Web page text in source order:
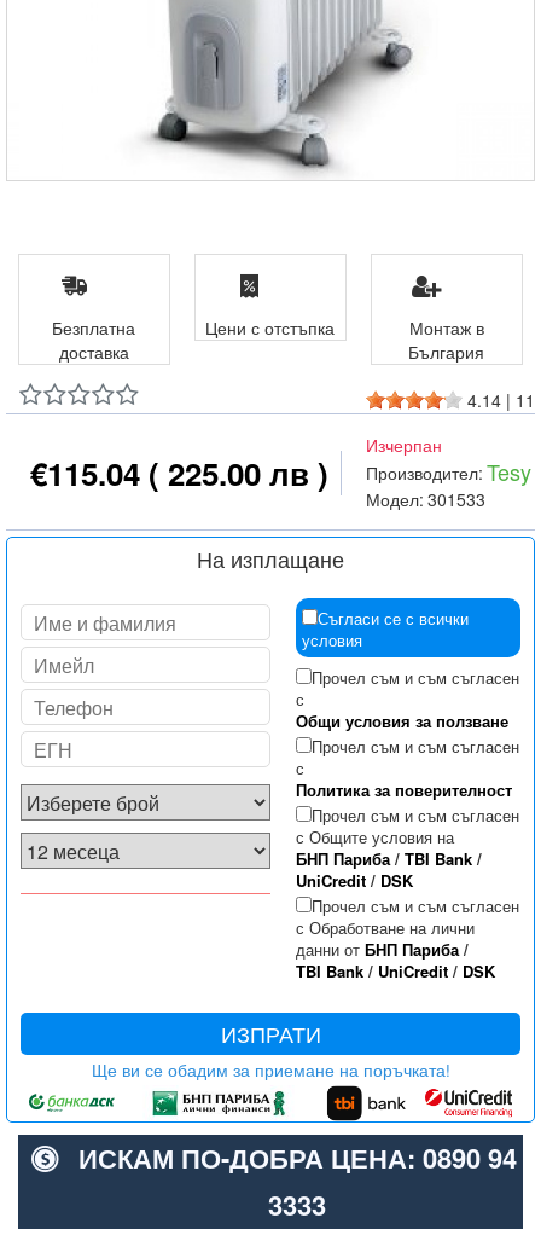
4.14 | 11
€115.04 ( 225.00 лв )
Изчерпан
Производител: Tesy
Модел: 301533
На изплащане
Съгласи се с всички
условия
Прочел съм и съм съгласен
с
Общи условия за ползване
Прочел съм и съм съгласен
с
Политика за поверителност
Прочел съм и съм съгласен
с Общите условия на
БНП Париба/ TBI Bank/
UniCredit/ DSK
Прочел съм и съм съгласен
с Обработване на лични
данни от БНП Париба/
TBI Bank/ UniCredit/ DSK
ИЗПРАТИ
Ще ви се обадим за приемане на поръчката!
Безплатна
доставка
Цени с отстъпка
Монтаж в
България
ИСКАМ ПО-ДОБРА ЦЕНА: 0890 94
3333